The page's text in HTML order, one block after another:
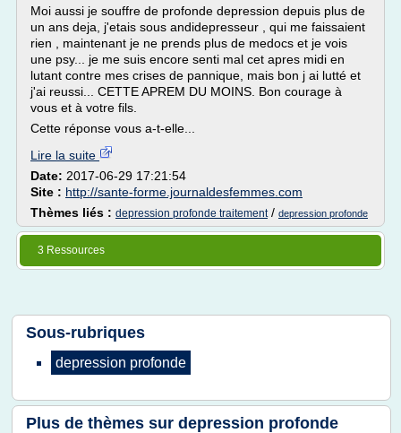
Moi aussi je souffre de profonde depression depuis plus de
un ans deja, j'etais sous andidepresseur , qui me faissaient
rien , maintenant je ne prends plus de medocs et je vois
une psy... je me suis encore senti mal cet apres midi en
lutant contre mes crises de pannique, mais bon j ai lutté et
j'ai reussi... CETTE APREM DU MOINS. Bon courage à
vous et à votre fils.
Cette réponse vous a-t-elle...
Lire la suite
Date: 2017-06-29 17:21:54
Site : http://sante-forme.journaldesfemmes.com
Thèmes liés : depression profonde traitement/ depression profonde
3 Ressources
Sous-rubriques
depression profonde
Plus de thèmes sur depression profonde